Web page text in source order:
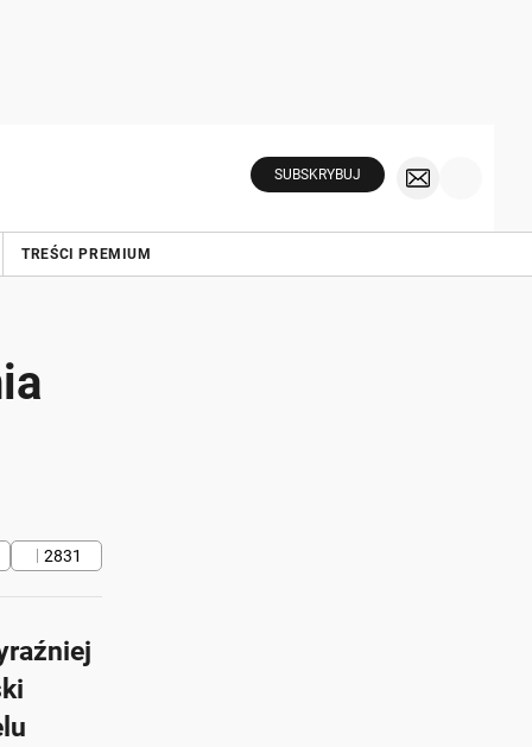
SUBSKRYBUJ
TREŚCI PREMIUM
2831